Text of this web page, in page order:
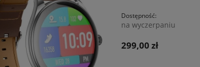
Dostępność:
na wyczerpaniu
299,00 zł